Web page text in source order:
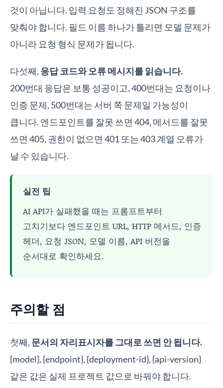
것이 아닙니다. 입력 요청도 정해진 JSON 구조를
맞춰야 합니다. 필드 이름 하나가 틀리면 모델 문제가
아니라 요청 형식 문제가 됩니다.
다섯째, 응답 코드와 오류 메시지를 읽습니다.
200번대 응답은 보통 성공이고, 400번대는 요청이나
인증 문제, 500번대는 서버 쪽 문제일 가능성이
큽니다. 엔드포인트를 잘못 쓰면 404, 메서드를 잘못
쓰면 405, 권한이 없으면 401 또는 403 계열 오류가
날 수 있습니다.
실전 팁
AI API가 실패했을 때는 프롬프트부터
고치기보다 엔드포인트 URL, HTTP 메서드, 인증
헤더, 요청 JSON, 모델 이름, API 버전을
순서대로 확인하세요.
주의할 점
첫째, 문서의 자리표시자를 그대로 쓰면 안 됩니다.
{model}, {endpoint}, {deployment-id}, {api-version}
같은 값은 실제 프로젝트 값으로 바꿔야 합니다.